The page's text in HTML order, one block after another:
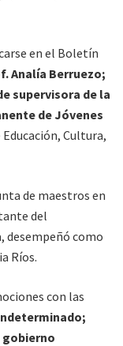
en el Boletín
Analía Berruezo;
supervisora de la
de Jóvenes
Cultura,
de maestros en
del
desempeñó como
Ríos.
con las
gobierno